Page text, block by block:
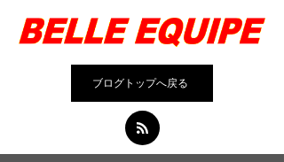
ブログトップへ戻る